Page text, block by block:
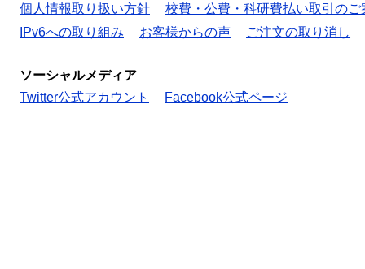
個人情報取り扱い方針
校費・公費・科研費払い取引のご
IPv6への取り組み
お客様からの声 ご注文の取り消し
ソーシャルメディア
Twitter公式アカウント
Facebook公式ページ